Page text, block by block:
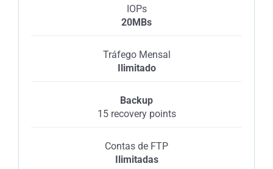
IOPs
20MBs
Tráfego Mensal
Ilimitado
Backup
15 recovery points
Contas de FTP
Ilimitadas